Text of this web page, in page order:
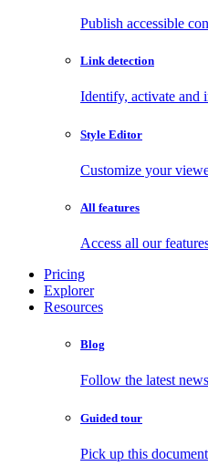
Publish accessible
Link detection
Identify, activate and
Style Editor
Customize your
All features
Access all our
Pricing
Explorer
Resources
Blog
Follow the latest
Guided tour
Pick up this